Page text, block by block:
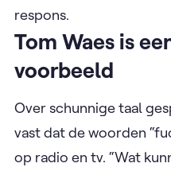
respons.
Tom Waes is
voorbeeld
Over schunnige taal
vast dat de woorden
op radio en tv. “Wat